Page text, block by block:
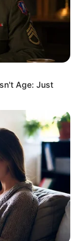
Age: Just